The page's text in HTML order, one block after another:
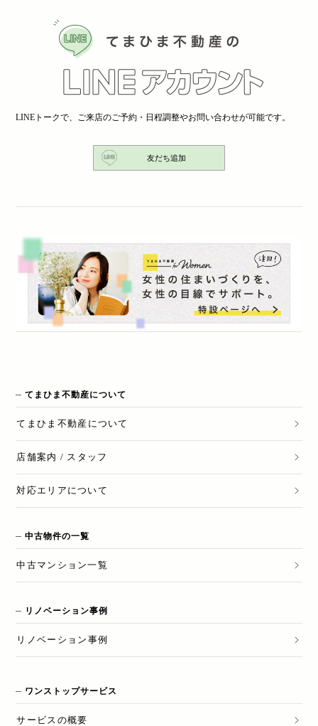
LINEトークで、ご来店のご予約・日程調整やお問い合わせが可能です。
友だち追加
てまひま不動産について
てまひま不動産 について
店舗案内 / スタッフ
対応エリアについて
中古物件の一覧
中古マンション一覧
リノベーション事例
リノベーション 事例
ワンストップサービス
サービスの概要